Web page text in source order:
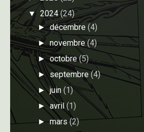
▼ 2024(24)
►décembre(4)
►novembre(4)
►octobre(5)
►septembre(4)
►juin(1)
►avril(1)
►mars(2)